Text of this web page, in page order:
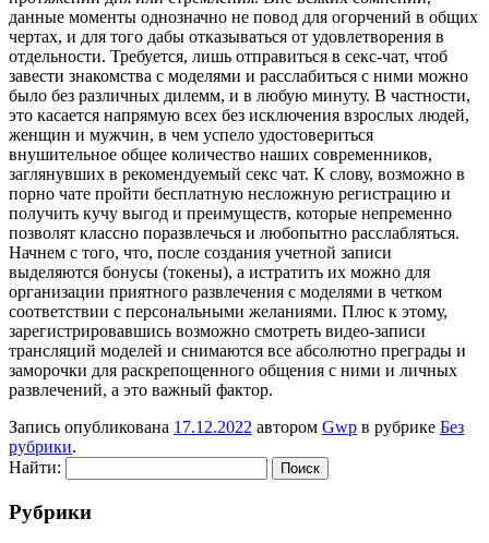
данные моменты однозначно не повод для огорчений в общих
чертах, и для того дабы отказываться от удовлетворения в
отдельности. Требуется, лишь отправиться в секс-чат, чтоб
завести знакомства с моделями и расслабиться с ними можно
было без различных дилемм, и в любую минуту. В частности,
это касается напрямую всех без исключения взрослых людей,
женщин и мужчин, в чем успело удостовериться
внушительное общее количество наших современников,
заглянувших в рекомендуемый секс чат. К слову, возможно в
порно чате пройти бесплатную несложную регистрацию и
получить кучу выгод и преимуществ, которые непременно
позволят классно поразвлечься и любопытно расслабляться.
Начнем с того, что, после создания учетной записи
выделяются бонусы (токены), а истратить их можно для
организации приятного развлечения с моделями в четком
соответствии с персональными желаниями. Плюс к этому,
зарегистрировавшись возможно смотреть видео-записи
трансляций моделей и снимаются все абсолютно преграды и
заморочки для раскрепощенного общения с ними и личных
развлечений, а это важный фактор.
Запись опубликована 17.12.2022 автором Gwp в рубрике Без
рубрики.
Найти:
Рубрики